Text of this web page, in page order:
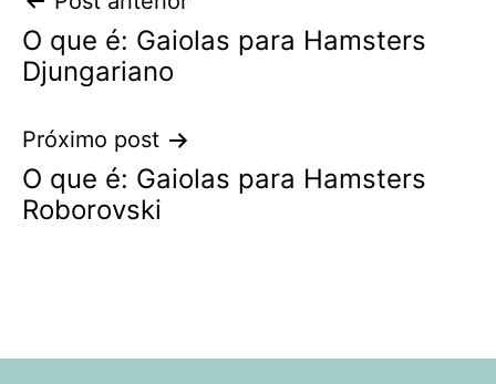
de
Post
O que é: Gaiolas para Hamsters
Djungariano
Próximo post
O que é: Gaiolas para Hamsters
Roborovski